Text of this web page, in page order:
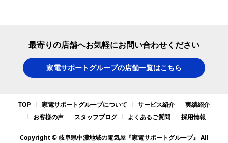
最寄りの店舗へお気軽にお問い合わせください
家電サポートグループの店舗一覧はこちら
TOP 家電サポートグループについて サービス紹介
実績紹介
お客様の声
スタッフブログ よくあるご質問 採用情報
Copyright © 岐阜県中濃地域の電気屋『家電サポートグループ』 All